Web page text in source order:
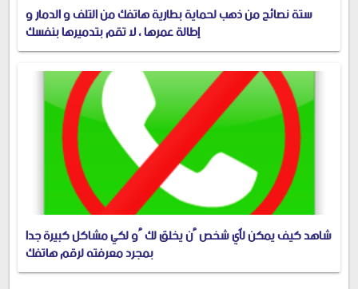
ستة نصائح من ذهب لحماية بطارية هاتفك من التلف و الدمار و
إطالة عمرها ، لا تقم بتدميرها بنفسك
شاهد كيف يمكن لٱي شخص ٱن يخلق لك ٱو لكي مشاكل كبيرة جدا
بمجرد معرفته لرقم هاتفك